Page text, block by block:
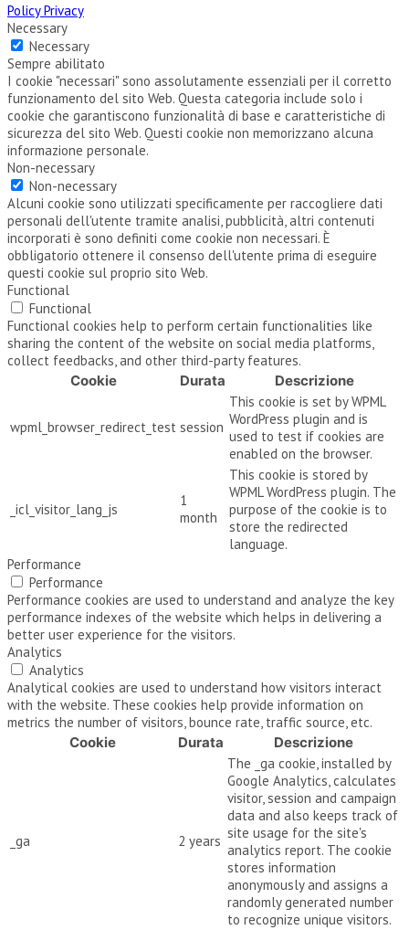
Policy Privacy
Necessary
Necessary
Sempre abilitato
I cookie "necessari" sono assolutamente essenziali per il corretto
funzionamento del sito Web. Questa categoria include solo i
cookie che garantiscono funzionalità di base e caratteristiche di
sicurezza del sito Web. Questi cookie non memorizzano alcuna
informazione personale.
Non-necessary
Non-necessary
Alcuni cookie sono utilizzati specificamente per raccogliere dati
personali dell'utente tramite analisi, pubblicità, altri contenuti
incorporati è sono definiti come cookie non necessari. È
obbligatorio ottenere il consenso dell'utente prima di eseguire
questi cookie sul proprio sito Web.
Functional
Functional
Functional cookies help to perform certain functionalities like
sharing the content of the website on social media platforms,
collect feedbacks, and other third-party features.
Cookie
Durata Descrizione
wpml_browser_redirect_test session
This cookie is set by WPML
WordPress plugin and is
used to test if cookies are
enabled on the browser.
_icl_visitor_lang_js
1
month
This cookie is stored by
WPML WordPress plugin. The
purpose of the cookie is to
store the redirected
language.
Performance
Performance
Performance cookies are used to understand and analyze the key
performance indexes of the website which helps in delivering a
better user experience for the visitors.
Analytics
Analytics
Analytical cookies are used to understand how visitors interact
with the website. These cookies help provide information on
metrics the number of visitors, bounce rate, traffic source, etc.
Cookie
Durata Descrizione
_ga 2 years
The _ga cookie, installed by
Google Analytics, calculates
visitor, session and campaign
data and also keeps track of
site usage for the site's
analytics report. The cookie
stores information
anonymously and assigns a
randomly generated number
to recognize unique visitors.